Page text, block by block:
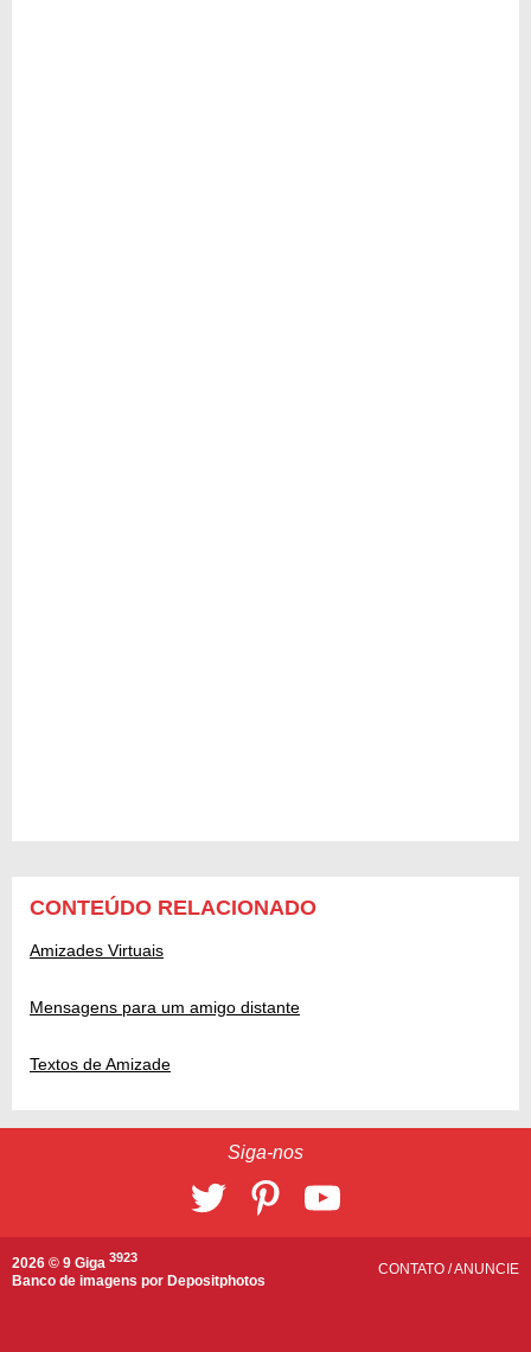
CONTEÚDO RELACIONADO
Amizades Virtuais
Mensagens para um amigo distante
Textos de Amizade
Siga-nos
2026 © 9 Giga 3923
Banco de imagens por Depositphotos
CONTATO /ANUNCIE